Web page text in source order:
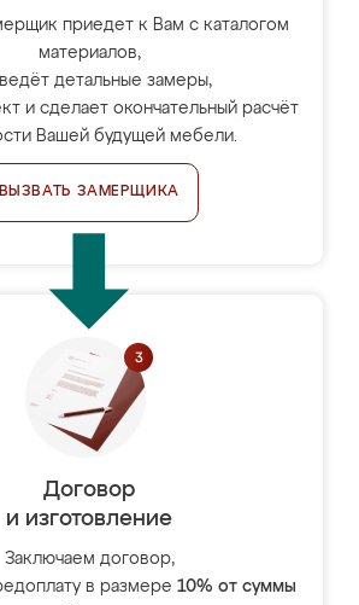
приедет к Вам с каталогом
материалов,
детальные замеры,
и сделает окончательный расчёт
Вашей будущей мебели.
ВЫЗВАТЬ ЗАМЕРЩИКА
Договор
и изготовление
Заключаем договор,
в размере 10% от суммы